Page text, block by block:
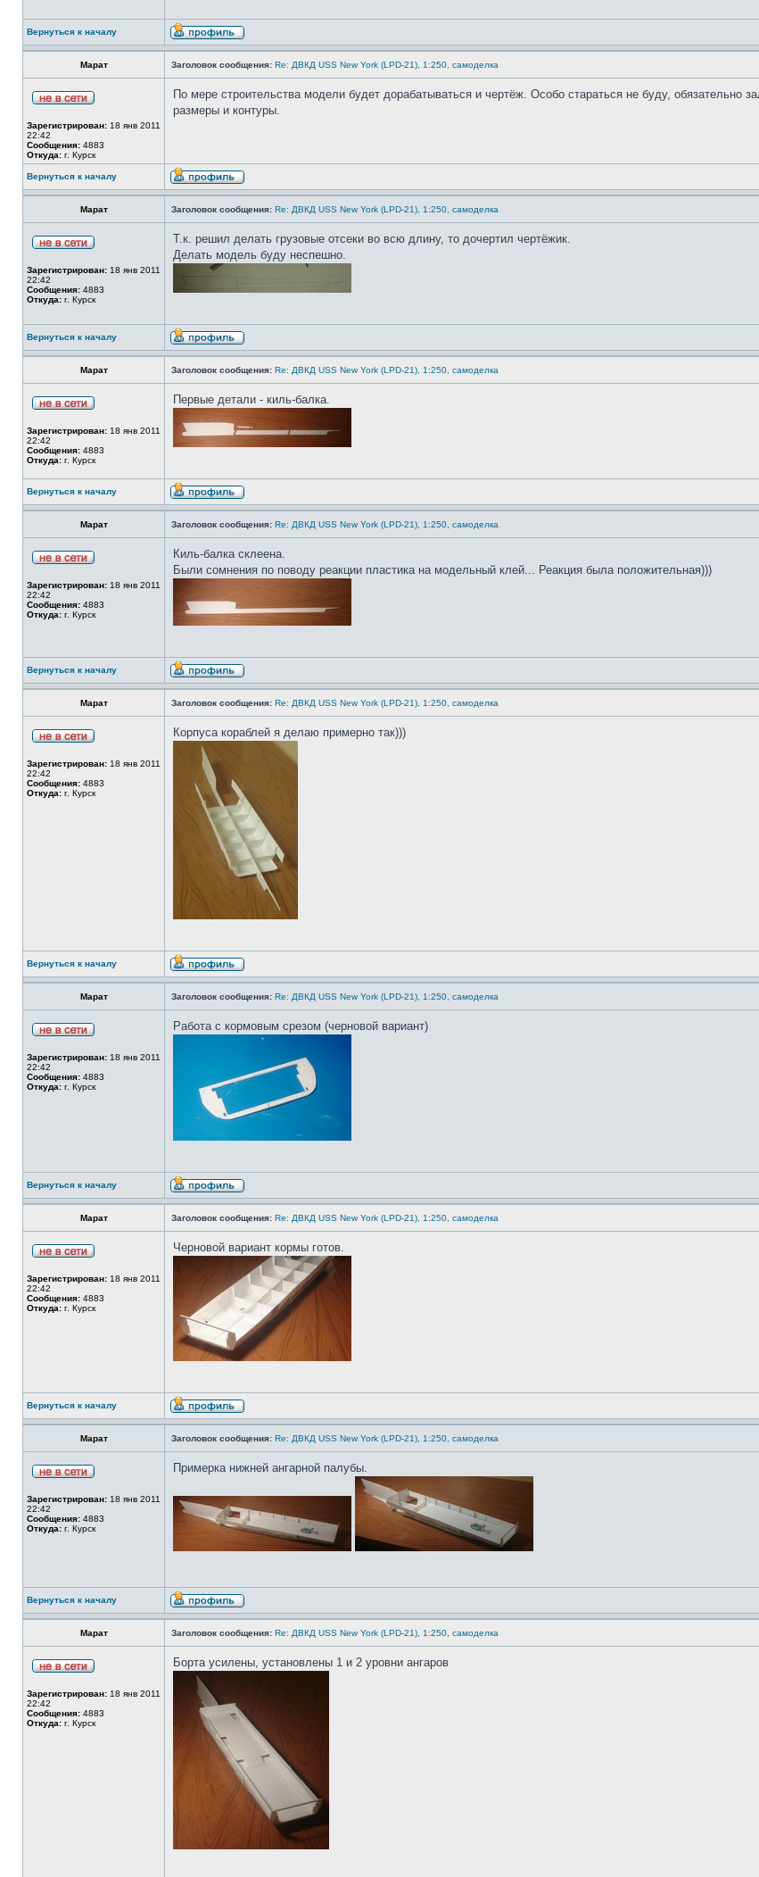
Вернуться к началу
Марат Заголовок сообщения: Re: ДВКД USS New York (LPD-21), 1:250, самоделка
Зарегистрирован: 18 янв 2011
22:42
Сообщения: 4883
Откуда: г. Курск
По мере строительства модели будет дорабатываться и чертёж. Особо стараться не буду, обязательно
размеры и контуры.
Вернуться к началу
Марат Заголовок сообщения: Re: ДВКД USS New York (LPD-21), 1:250, самоделка
Зарегистрирован: 18 янв 2011
22:42
Сообщения: 4883
Откуда: г. Курск
Т.к. решил делать грузовые отсеки во всю длину, то дочертил чертёжик.
Делать модель буду неспешно.
Вернуться к началу
Марат Заголовок сообщения: Re: ДВКД USS New York (LPD-21), 1:250, самоделка
Зарегистрирован: 18 янв 2011
22:42
Сообщения: 4883
Откуда: г. Курск
Первые детали - киль-балка.
Вернуться к началу
Марат Заголовок сообщения: Re: ДВКД USS New York (LPD-21), 1:250, самоделка
Зарегистрирован: 18 янв 2011
22:42
Сообщения: 4883
Откуда: г. Курск
Киль-балка склеена.
Были сомнения по поводу реакции пластика на модельный клей... Реакция была положительная)))
Вернуться к началу
Марат Заголовок сообщения: Re: ДВКД USS New York (LPD-21), 1:250, самоделка
Зарегистрирован: 18 янв 2011
22:42
Сообщения: 4883
Откуда: г. Курск
Корпуса кораблей я делаю примерно так)))
Вернуться к началу
Марат Заголовок сообщения: Re: ДВКД USS New York (LPD-21), 1:250, самоделка
Зарегистрирован: 18 янв 2011
22:42
Сообщения: 4883
Откуда: г. Курск
Работа с кормовым срезом (черновой вариант)
Вернуться к началу
Марат Заголовок сообщения: Re: ДВКД USS New York (LPD-21), 1:250, самоделка
Зарегистрирован: 18 янв 2011
22:42
Сообщения: 4883
Откуда: г. Курск
Черновой вариант кормы готов.
Вернуться к началу
Марат Заголовок сообщения: Re: ДВКД USS New York (LPD-21), 1:250, самоделка
Зарегистрирован: 18 янв 2011
22:42
Сообщения: 4883
Откуда: г. Курск
Примерка нижней ангарной палубы.
Вернуться к началу
Марат Заголовок сообщения: Re: ДВКД USS New York (LPD-21), 1:250, самоделка
Зарегистрирован: 18 янв 2011
22:42
Сообщения: 4883
Откуда: г. Курск
Борта усилены, установлены 1 и 2 уровни ангаров